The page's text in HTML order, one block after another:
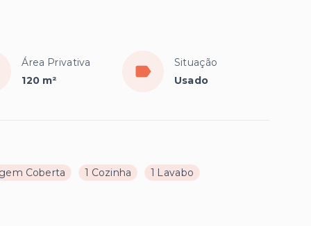
Área Privativa
120 m²
Situação
Usado
Coberta 1 Cozinha 1 Lavabo